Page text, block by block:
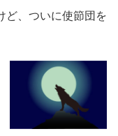
ど、ついに使節団を